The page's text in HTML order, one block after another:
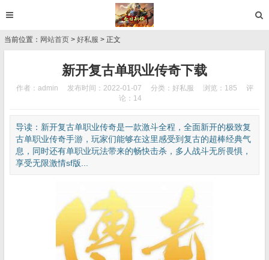
当前位置： 网站首页 > 好私服 > 正文
新开复古单职业传奇下载
作者：admin 发布时间：2022-01-07 分类： 好私服 浏览：185
评
论：14
导读：新开复古单职业传奇是一款激斗全程，全面新开的极致复
古单职业传奇手游，玩家们能够在这里感受到复古的超棒经典气
息，同时还有单职业玩法带来的畅快击杀，多人战斗无所畏惧，
享受无限激情sf版...